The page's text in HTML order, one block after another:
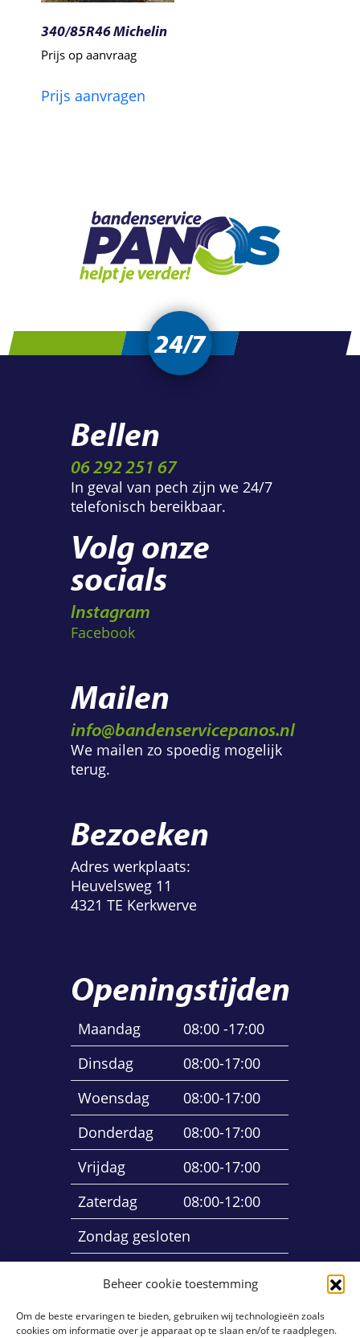
Beheer cookie toestemming
Om de beste ervaringen te bieden, gebruiken wij technologieën zoals
cookies om informatie over je apparaat op te slaan en/of te raadplegen.
340/85R46 Michelin
Prijs op aanvraag
Prijs aanvragen
24/7
Bellen
06 292 251 67
In geval van pech zijn we 24/7
telefonisch bereikbaar.
Volg onze
socials
Instagram
Facebook
Mailen
info@bandenservicepanos.nl
We mailen zo spoedig mogelijk
terug.
Bezoeken
Adres werkplaats:
Heuvelsweg 11
4321 TE Kerkwerve
Openingstijden
Maandag
08:00 -17:00
Dinsdag
08:00-17:00
Woensdag
08:00-17:00
Donderdag
08:00-17:00
Vrijdag
08:00-17:00
Zaterdag
08:00-12:00
Zondag gesloten